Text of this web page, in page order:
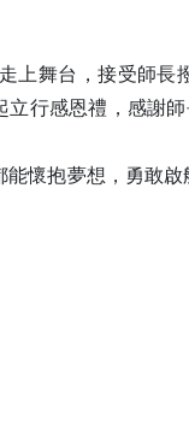
上舞台，接受師
行感恩禮，感謝
懷抱夢想，勇敢